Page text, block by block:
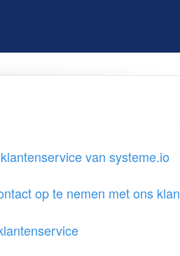
van systeme.io
op te nemen met ons